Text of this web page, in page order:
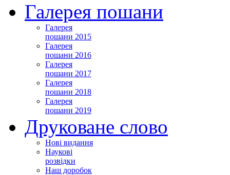
Галерея пошани
Галерея
пошани 2015
Галерея
пошани 2016
Галерея
пошани 2017
Галерея
пошани 2018
Галерея
пошани 2019
Друковане слово
Нові видання
Наукові
розвідки
Наш доробок